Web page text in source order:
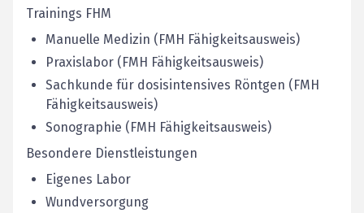
Trainings FHM
Manuelle Medizin (FMH Fähigkeitsausweis)
Praxislabor (FMH Fähigkeitsausweis)
Sachkunde für dosisintensives Röntgen (FMH
Fähigkeitsausweis)
Sonographie (FMH Fähigkeitsausweis)
Besondere Dienstleistungen
Eigenes Labor
Wundversorgung